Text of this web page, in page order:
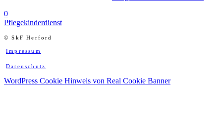
0
Pflegekinderdienst
© SkF Herford
Impressum
Datenschutz
WordPress Cookie Hinweis von Real Cookie Banner